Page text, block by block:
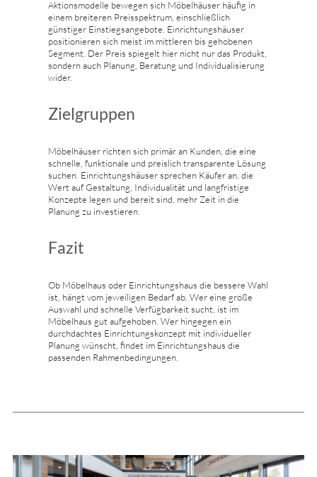
Aktionsmodelle bewegen sich Möbelhäuser häufig in
einem breiteren Preisspektrum, einschließlich
günstiger Einstiegsangebote. Einrichtungshäuser
positionieren sich meist im mittleren bis gehobenen
Segment. Der Preis spiegelt hier nicht nur das Produkt,
sondern auch Planung, Beratung und Individualisierung
wider.
Zielgruppen
Möbelhäuser richten sich primär an Kunden, die eine
schnelle, funktionale und preislich transparente Lösung
suchen. Einrichtungshäuser sprechen Käufer an, die
Wert auf Gestaltung, Individualität und langfristige
Konzepte legen und bereit sind, mehr Zeit in die
Planung zu investieren.
Fazit
Ob Möbelhaus oder Einrichtungshaus die bessere Wahl
ist, hängt vom jeweiligen Bedarf ab. Wer eine große
Auswahl und schnelle Verfügbarkeit sucht, ist im
Möbelhaus gut aufgehoben. Wer hingegen ein
durchdachtes Einrichtungskonzept mit individueller
Planung wünscht, findet im Einrichtungshaus die
passenden Rahmenbedingungen.